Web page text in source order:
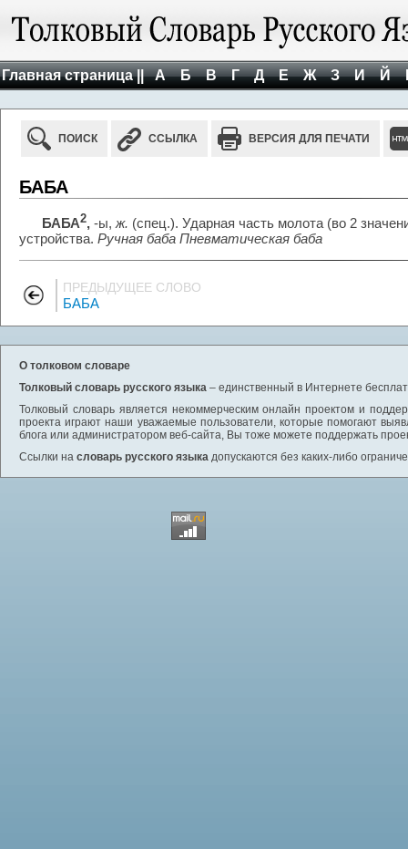
Главная страница || А Б В Г Д Е Ж З И Й
ПОИСК ССЫЛКА ВЕРСИЯ ДЛЯ ПЕЧАТИ
БАБА
БАБА2, -ы, ж. (спец.). Ударная часть молота (во 2
устройства. Ручная баба Пневматическая баба
ПРЕДЫДУЩЕЕ СЛОВО
БАБА
О толковом словаре
Толковый словарь русского языка – единственный в Интернете
Толковый словарь является некоммерческим онлайн проектом и
проекта играют наши уважаемые пользователи, которые помогают
блога или администратором веб-сайта, Вы тоже можете поддержать
Ссылки на словарь русского языка допускаются без каких-либо